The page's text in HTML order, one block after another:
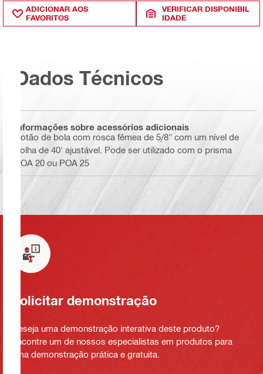
ADICIONAR AOS
FAVORITOS
VERIFICAR DISPONIBIL
IDADE
Dados Técnicos
Informações sobre acessórios adicionais
Botão de bola com rosca fêmea de 5/8" com um nível de
bolha de 40' ajustável. Pode ser utilizado com o prisma
POA 20 ou POA 25
Solicitar demonstração
Deseja uma demonstração interativa deste produto?
Encontre um de nossos especialistas em produtos para
uma demonstração prática e gratuita.